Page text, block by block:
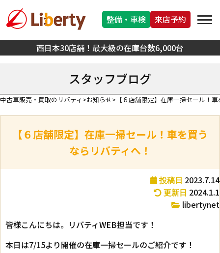
西日本30店舗！最大級の在庫台数6,000台
整備・車検 来店予約
スタッフブログ
中古車販売・買取のリバティ お知らせ 【６店舗限定】在庫一掃セール！
【６店舗限定】在庫一掃セール！車を買う
ならリバティへ！
投稿日 2023.7.14
更新日 2024.1.1
libertynet
皆様こんにちは。リバティWEB担当です！
本日は7/15より開催の在庫一掃セールのご紹介です！